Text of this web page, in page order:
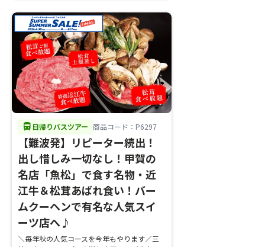
directions_bus 日帰りバスツアー 商品コード：P6297
【難波発】リピーター続出！
出し惜しみ一切なし！甲賀の
名店「魚松」で食す名物・近
江牛＆松茸あばれ食い！バー
ムクーヘンで有名な人気スイ
ーツ店へ♪
＼毎年秋の人気コースを今年もやります／三